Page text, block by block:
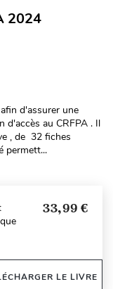
2024
d'assurer une
d'accès au CRFPA . Il
, de 32 fiches
permett...
33,99 €
LE LIVRE